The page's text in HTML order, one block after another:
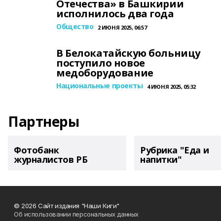
Отечества» в Башкирии
исполнилось два года
Общество 2 ИЮНЯ 2025, 06:57
В Белокатайскую больницу
поступило новое
медоборудование
Национальные проекты 4 ИЮНЯ 2025, 05:32
Партнеры
Фотобанк
журналистов РБ
Рубрика "Еда и
напитки"
© 2026 Сайт издания "Наши Киги"
Об использовании персональных данных